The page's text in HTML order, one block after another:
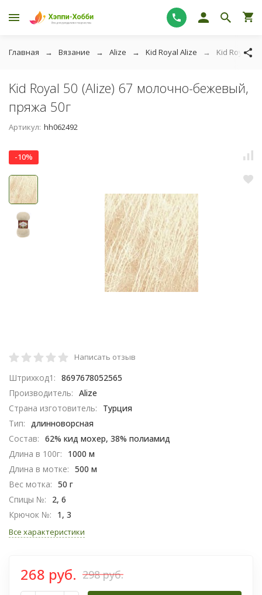
Главная Вязание Alize Kid Royal Alize Kid Royal
Kid Royal 50 (Alize) 67 молочно-бежевый,
пряжа 50г
Артикул: hh062492
-10%
Написать отзыв
Штрихкод1: 8697678052565
Производитель: Alize
Страна изготовитель:
Турция
Тип: длинноворсная
Состав: 62% кид мохер, 38% полиамид
Длина в 100г:
1000 м
Длина в мотке: 500 м
Вес мотка: 50 г
Спицы №:
2, 6
Крючок №:
1, 3
Все характеристики
268 руб. 298 руб.